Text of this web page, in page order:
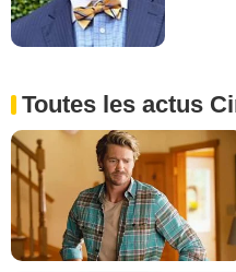
Toutes les actus